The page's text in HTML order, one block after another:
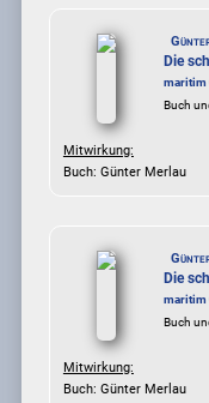
Die
maritim
Buch
Mitwirkung:
Buch: Günter Merlau
Die
maritim
Buch
Mitwirkung:
Buch: Günter Merlau